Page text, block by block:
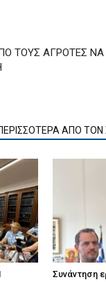
ΤΟΥΣ ΑΓΡΟΤΕΣ ΝΑ
ΑΠΟ ΤΟΝ
Συνάντηση